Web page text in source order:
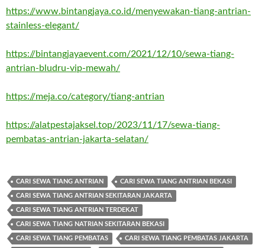
https://www.bintangjaya.co.id/menyewakan-tiang-antrian-
stainless-elegant/
https://bintangjayaevent.com/2021/12/10/sewa-tiang-
antrian-bludru-vip-mewah/
https://meja.co/category/tiang-antrian
https://alatpestajaksel.top/2023/11/17/sewa-tiang-
pembatas-antrian-jakarta-selatan/
CARI SEWA TIANG ANTRIAN CARI SEWA TIANG ANTRIAN BEKASI
CARI SEWA TIANG ANTRIAN SEKITARAN JAKARTA
CARI SEWA TIANG ANTRIAN TERDEKAT
CARI SEWA TIANG NATRIAN SEKITARAN BEKASI
CARI SEWA TIANG PEMBATAS CARI SEWA TIANG PEMBATAS JAKARTA